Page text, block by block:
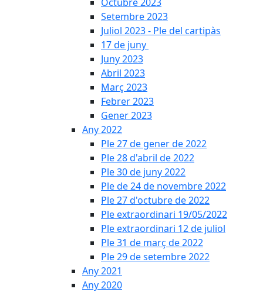
Setembre 2023
Juliol 2023 - Ple del cartipàs
17 de juny
Juny 2023
Abril 2023
Març 2023
Febrer 2023
Gener 2023
Any 2022
Ple 27 de gener de 2022
Ple 28 d'abril de 2022
Ple 30 de juny 2022
Ple de 24 de novembre 2022
Ple 27 d'octubre de 2022
Ple extraordinari 19/05/2022
Ple extraordinari 12 de juliol
Ple 31 de març de 2022
Ple 29 de setembre 2022
Any 2021
Any 2020